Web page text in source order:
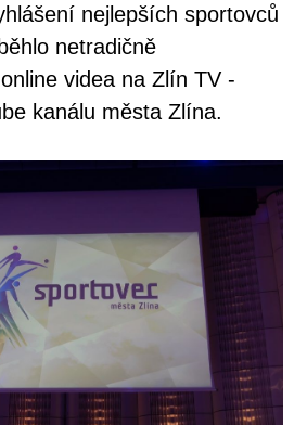
nejlepších sportovců
netradičně
videa na Zlín TV -
kanálu města Zlína.